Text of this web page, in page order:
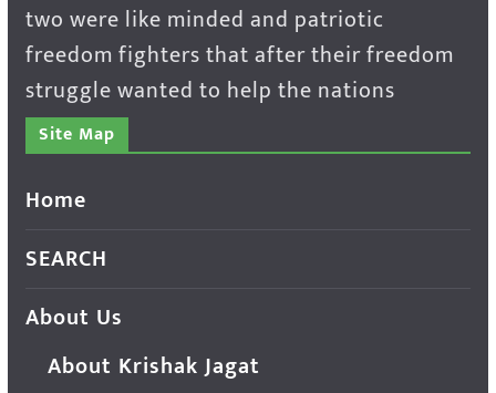
two were like minded and patriotic
freedom fighters that after their freedom
struggle wanted to help the nations
Site Map
Home
SEARCH
About Us
About Krishak Jagat